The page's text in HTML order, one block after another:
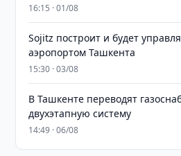
16:15 · 01/08
Sojitz построит и будет
аэропортом Ташкента
15:30 · 03/08
В Ташкенте переводят
двухэтапную систему
14:49 · 06/08